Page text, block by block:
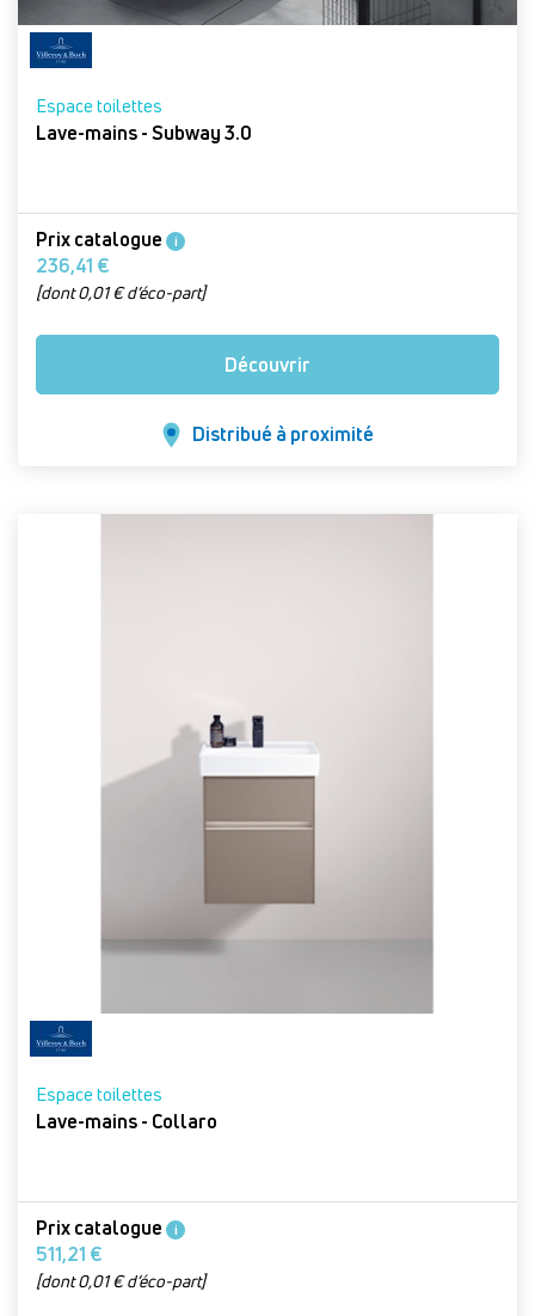
Espace toilettes
Lave-mains - Subway 3.0
Prix catalogue i
236,41 €
[dont 0,01 € d’éco-part]
Découvrir
Distribué à proximité
Espace toilettes
Lave-mains - Collaro
Prix catalogue i
511,21 €
[dont 0,01 € d’éco-part]